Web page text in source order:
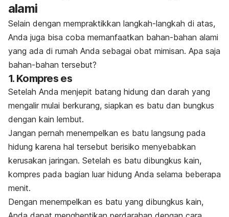
alami
Selain dengan mempraktikkan langkah-langkah di atas,
Anda juga bisa coba memanfaatkan bahan-bahan alami
yang ada di rumah Anda sebagai obat mimisan. Apa saja
bahan-bahan tersebut?
1. Kompres es
Setelah Anda menjepit batang hidung dan darah yang
mengalir mulai berkurang, siapkan es batu dan bungkus
dengan kain lembut.
Jangan pernah menempelkan es batu langsung pada
hidung karena hal tersebut berisiko menyebabkan
kerusakan jaringan. Setelah es batu dibungkus kain,
kompres pada bagian luar hidung Anda selama beberapa
menit.
Dengan menempelkan es batu yang dibungkus kain,